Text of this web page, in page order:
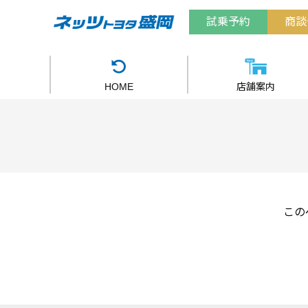
試乗予約 商
HOME 店舗案内
こ